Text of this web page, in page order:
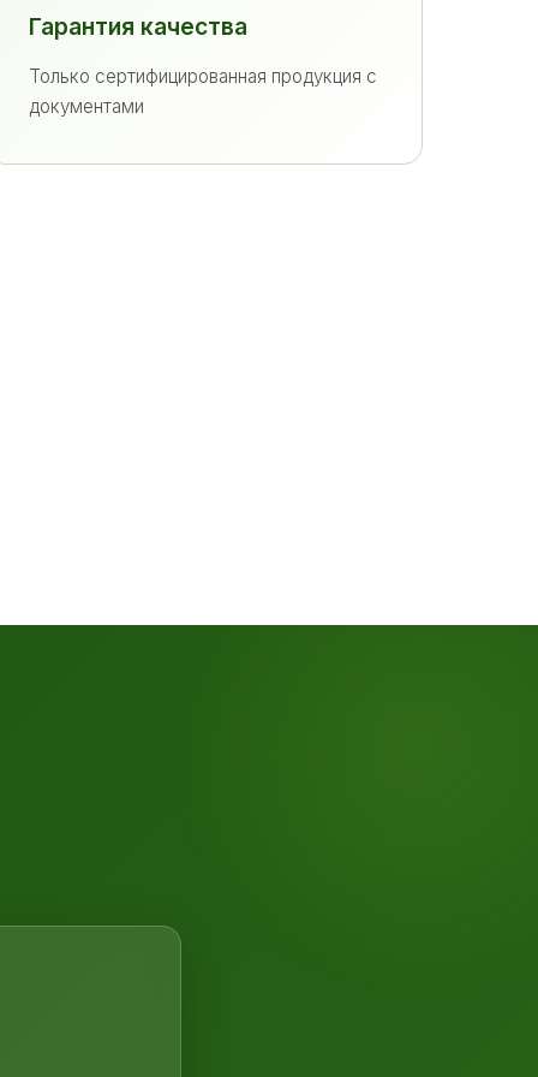
Гарантия качества
Только сертифицированная продукция с
документами